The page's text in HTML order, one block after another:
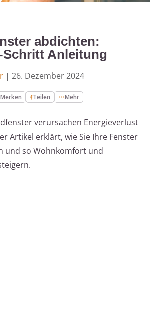
abdichten:
Anleitung
| 26. Dezember 2024
Merken Teilen Mehr
verursachen Energieverlust
Artikel erklärt, wie Sie Ihre Fenster
und so Wohnkomfort und